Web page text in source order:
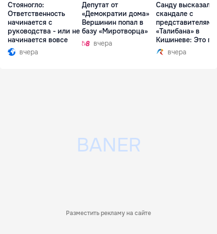
Стояногло:
Ответственность
начинается с
руководства - или не
начинается вовсе
вчера
Депутат от
«Демократии дома»
Вершинин попал в
базу «Миротворца»
вчера
Санду
скандале с
представителями
«Талибана» в
Кишиневе: Это
вчера
Разместить рекламу на сайте